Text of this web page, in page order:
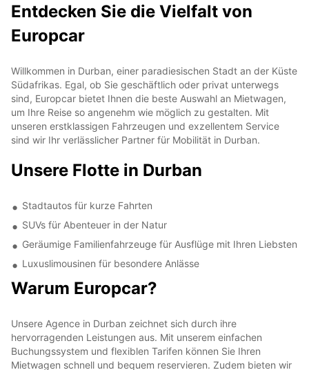
Entdecken Sie die Vielfalt von
Europcar
Willkommen in Durban, einer paradiesischen Stadt an der Küste
Südafrikas. Egal, ob Sie geschäftlich oder privat unterwegs
sind, Europcar bietet Ihnen die beste Auswahl an Mietwagen,
um Ihre Reise so angenehm wie möglich zu gestalten. Mit
unseren erstklassigen Fahrzeugen und exzellentem Service
sind wir Ihr verlässlicher Partner für Mobilität in Durban.
Unsere Flotte in Durban
Stadtautos für kurze Fahrten
SUVs für Abenteuer in der Natur
Geräumige Familienfahrzeuge für Ausflüge mit Ihren Liebsten
Luxuslimousinen für besondere Anlässe
Warum Europcar?
Unsere Agence in Durban zeichnet sich durch ihre
hervorragenden Leistungen aus. Mit unserem einfachen
Buchungssystem und flexiblen Tarifen können Sie Ihren
Mietwagen schnell und bequem reservieren. Zudem bieten wir